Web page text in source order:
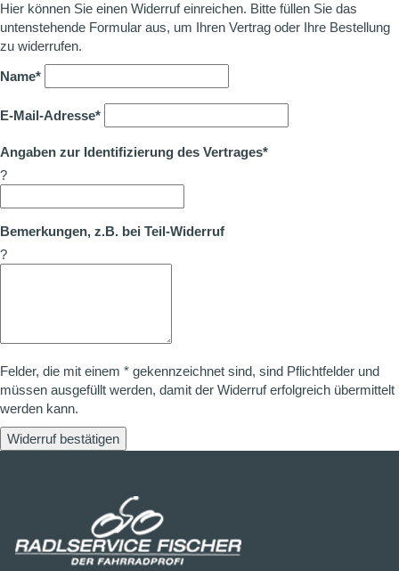
Hier können Sie einen Widerruf einreichen. Bitte füllen Sie das
untenstehende Formular aus, um Ihren Vertrag oder Ihre Bestellung
zu widerrufen.
Name*
E-Mail-Adresse*
Angaben zur Identifizierung des Vertrages*
?
Bemerkungen, z.B. bei Teil-Widerruf
?
Felder, die mit einem * gekennzeichnet sind, sind Pflichtfelder und
müssen ausgefüllt werden, damit der Widerruf erfolgreich übermittelt
werden kann.
Widerruf bestätigen